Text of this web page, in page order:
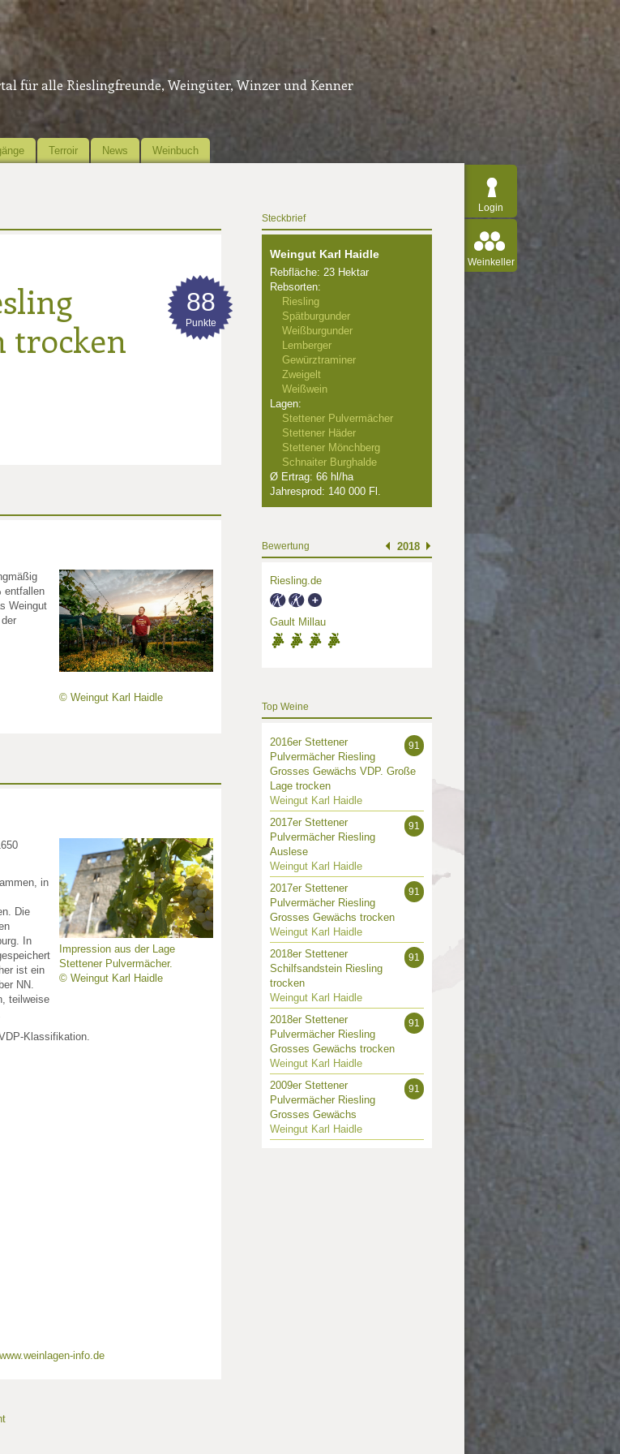
für alle Rieslingfreunde, Weingüter, Winzer und Kenner
Terroir News Weinbuch
Login
Weinkeller
trocken
88
Punkte
© Weingut Karl Haidle
entfallen
Weingut
Impression aus der Lage
Stettener Pulvermächer.
© Weingut Karl Haidle
in
Die
In
ist ein
NN.
teilweise
Klassifikation.
www.weinlagen-info.de
Steckbrief
Weingut Karl Haidle
Rebfläche: 23 Hektar
Rebsorten:
Riesling
Spätburgunder
Weißburgunder
Lemberger
Gewürztraminer
Zweigelt
Weißwein
Lagen:
Stettener Pulvermächer
Stettener Häder
Stettener Mönchberg
Schnaiter Burghalde
Ø Ertrag: 66 hl/ha
Jahresprod: 140 000 Fl.
Bewertung 2018
Riesling.de
Gault Millau
Top Weine
91
2016er Stettener
Pulvermächer Riesling
Grosses Gewächs VDP. Große
Lage trocken
Weingut Karl Haidle
91
2017er Stettener
Pulvermächer Riesling
Auslese
Weingut Karl Haidle
91
2017er Stettener
Pulvermächer Riesling
Grosses Gewächs trocken
Weingut Karl Haidle
91
2018er Stettener
Schilfsandstein Riesling
trocken
Weingut Karl Haidle
91
2018er Stettener
Pulvermächer Riesling
Grosses Gewächs trocken
Weingut Karl Haidle
91
2009er Stettener
Pulvermächer Riesling
Grosses Gewächs
Weingut Karl Haidle